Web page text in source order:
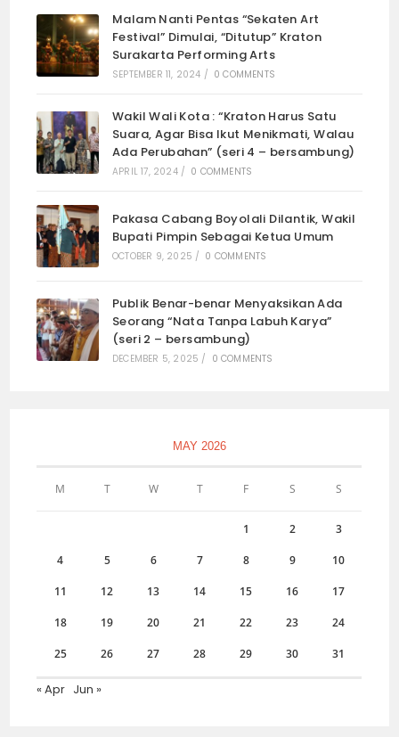
Malam Nanti Pentas “Sekaten Art
Festival” Dimulai, “Ditutup” Kraton
Surakarta Performing Arts
SEPTEMBER 11, 2024 / 0 COMMENTS
Wakil Wali Kota : “Kraton Harus Satu
Suara, Agar Bisa Ikut Menikmati, Walau
Ada Perubahan” (seri 4 – bersambung)
APRIL 17, 2024 / 0 COMMENTS
Pakasa Cabang Boyolali Dilantik, Wakil
Bupati Pimpin Sebagai Ketua Umum
OCTOBER 9, 2025 / 0 COMMENTS
Publik Benar-benar Menyaksikan Ada
Seorang “Nata Tanpa Labuh Karya”
(seri 2 – bersambung)
DECEMBER 5, 2025 / 0 COMMENTS
MAY 2026
M T W T F S S
1 2 3
4 5 6 7 8 9 10
11 12 13 14 15 16 17
18 19 20 21 22 23 24
25 26 27 28 29 30 31
« Apr Jun »